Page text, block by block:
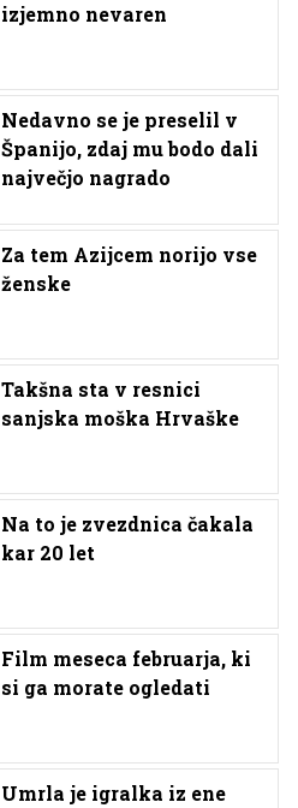
izjemno nevaren
Nedavno se je preselil v
Španijo, zdaj mu bodo dali
največjo nagrado
Za tem Azijcem norijo vse
ženske
Takšna sta v resnici
sanjska moška Hrvaške
Na to je zvezdnica čakala
kar 20 let
Film meseca februarja, ki
si ga morate ogledati
Umrla je igralka iz ene